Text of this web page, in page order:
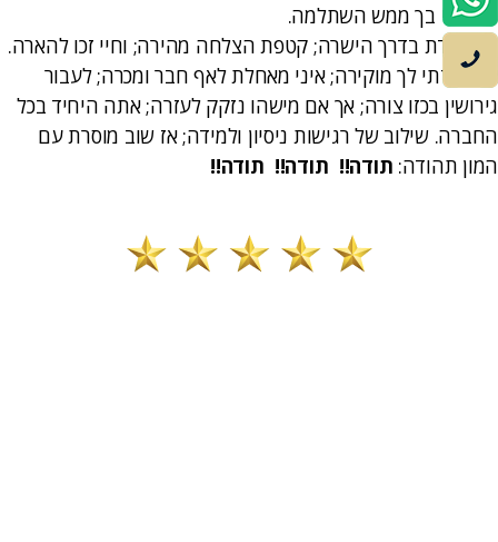
בחירתי בך ממש השתלמה.
התמקדת בדרך הישרה; קטפת הצלחה מהירה; וחיי זכו להארה.
את תודתי לך מוקירה; איני מאחלת לאף חבר ומכרה; לעבור
גירושין בכזו צורה; אך אם מישהו נזקק לעזרה; אתה היחיד בכל
החברה. שילוב של רגישות ניסיון ולמידה; אז שוב מוסרת עם
המון תהודה: תודה!! תודה!! תודה!!